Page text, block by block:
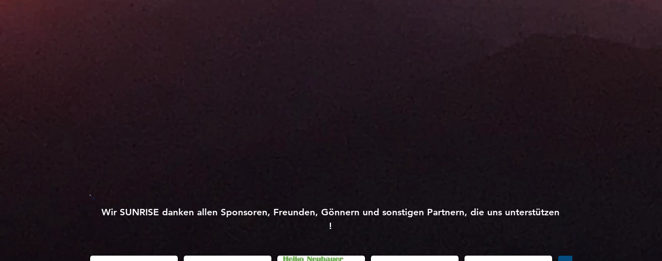
Wir SUNRISE danken allen Sponsoren, Freunden, Gönnern und sonstigen Partnern, die uns unterstützen
!